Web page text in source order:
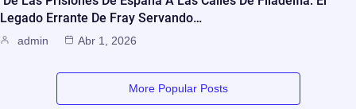
Legado Errante De Fray Servando…
admin Abr 1, 2026
More Popular Posts